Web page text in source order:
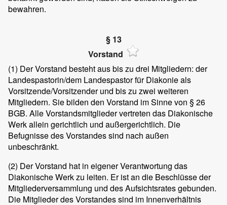
bewahren.
§ 13
Vorstand
(1) Der Vorstand besteht aus bis zu drei Mitgliedern: der
Landespastorin/dem Landespastor für Diakonie als
Vorsitzende/Vorsitzender und bis zu zwei weiteren
Mitgliedern. Sie bilden den Vorstand im Sinne von § 26
BGB. Alle Vorstandsmitglieder vertreten das Diakonische
Werk allein gerichtlich und außergerichtlich. Die
Befugnisse des Vorstandes sind nach außen
unbeschränkt.
(2) Der Vorstand hat in eigener Verantwortung das
Diakonische Werk zu leiten. Er ist an die Beschlüsse der
Mitgliederversammlung und des Aufsichtsrates gebunden.
Die Mitglieder des Vorstandes sind im Innenverhältnis